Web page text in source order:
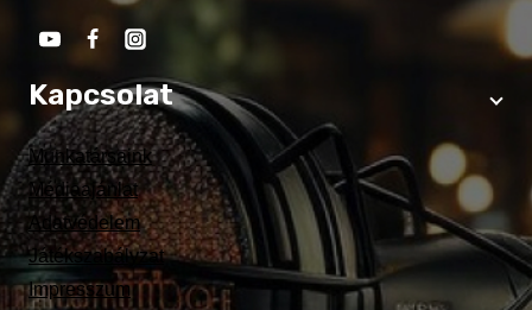
Kapcsolat
Munkatársaink
Médiaajánlat
Adatvédelem
Játékszabályzat
Impresszum